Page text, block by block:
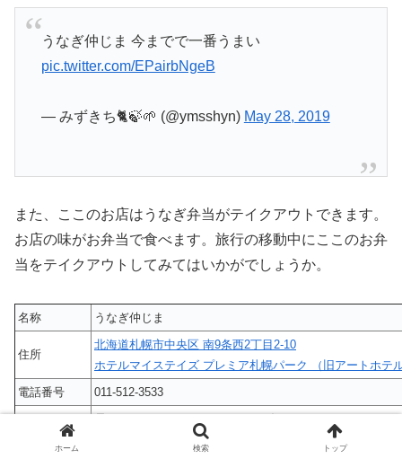
うなぎ仲じま 今までで一番うまい
pic.twitter.com/EPairbNgeB
— みずきち🐈🍃🌱 (@ymsshyn) May 28, 2019
また、ここのお店はうなぎ弁当がテイクアウトできます。
お店の味がお弁当で食べます。旅行の移動中にここのお弁
当をテイクアウトしてみてはいかがでしょうか。
名称 うなぎ仲じま
住所
北海道札幌市中央区 南9条西2丁目2-10
ホテルマイステイズ プレミア札幌パーク （旧アートホテ
電話番号
011-512-3533
営業時間
夜：17:00 – 22:00 （ラストオーダー21:30）
ホーム 検索 トップ